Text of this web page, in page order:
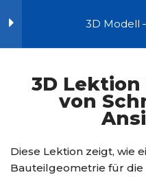
InhaltStart
Kurse
3D Modell
3D Lektion 1 –
Bewehrungsplanung
10 Minutes
3D Lektion
von
Diese Lektion zeigt, wie
Bauteilgeometrie für die